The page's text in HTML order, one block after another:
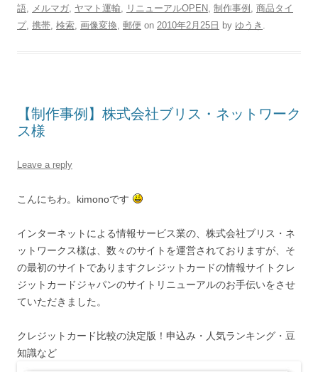
語
メルマガ ヤマト運輸 リニューアルOPEN 制作事例
商品タイ
プ, 携帯 検索 画像変換 郵便 on 2010年2月25日 by ゆうき
【制作事例】株式会社ブリス・ネットワーク
ス様
Leave a reply
こんにちわ。kimonoです
インターネットによる情報サービス業の、株式会社ブリス・ネ
ットワークス様は、数々のサイトを運営されておりますが、そ
の最初のサイトでありますクレジットカードの情報サイトクレ
ジットカードジャパンのサイトリニューアルのお手伝いをさせ
ていただきました。
クレジットカード比較の決定版！申込み・人気ランキング・豆
知識など